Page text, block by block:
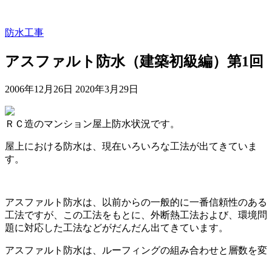
防水工事
アスファルト防水（建築初級編）第1回
2006年12月26日 2020年3月29日
ＲＣ造のマンション屋上防水状況です。
屋上における防水は、現在いろいろな工法が出てきていま
す。
アスファルト防水は、以前からの一般的に一番信頼性のある
工法ですが、この工法をもとに、外断熱工法および、環境問
題に対応した工法などがだんだん出てきています。
アスファルト防水は、ルーフィングの組み合わせと層数を変